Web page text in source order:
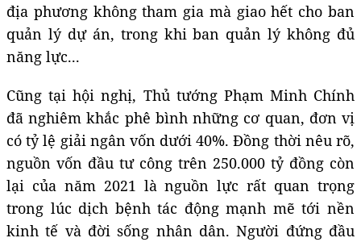
địa phương không tham gia mà giao hết cho ban
quản lý dự án, trong khi ban quản lý không đủ
năng lực...
Cũng tại hội nghị, Thủ tướng Phạm Minh Chính
đã nghiêm khắc phê bình những cơ quan, đơn vị
có tỷ lệ giải ngân vốn dưới 40%. Đồng thời nêu rõ,
nguồn vốn đầu tư công trên 250.000 tỷ đồng còn
lại của năm 2021 là nguồn lực rất quan trọng
trong lúc dịch bệnh tác động mạnh mẽ tới nền
kinh tế và đời sống nhân dân. Người đứng đầu